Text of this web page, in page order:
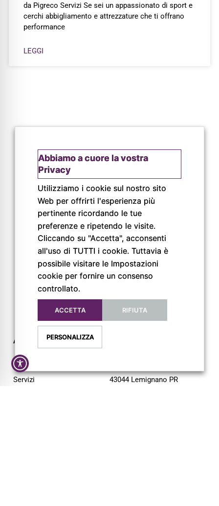
da Pigreco Servizi Se sei un appassionato di sport e
cerchi abbigliamento e attrezzature che ti offrano
performance
LEGGI
© Copyright 2026
Pigreco Srl Unipersonale
P. IVA: 02789840341
REA: PR-267093
AZIENDA
Chi siamo
Servizi
43044 Lemignano PR
Abbiamo a cuore la vostra
Privacy
Utilizziamo i cookie sul nostro sito
Web per offrirti l'esperienza più
pertinente ricordando le tue
preferenze e ripetendo le visite.
Cliccando su "Accetta", acconsenti
all'uso di TUTTI i cookie. Tuttavia è
possibile visitare le Impostazioni
cookie per fornire un consenso
controllato.
ACCETTA RIFIUTA
PERSONALIZZA